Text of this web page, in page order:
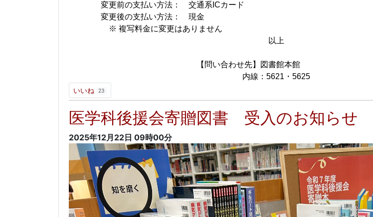
変更前の支払い方法： 交通系ICカード
変更後の支払い方法： 現金
※ 複写料金に変更はありません
以上
【問い合わせ先】図書館本館
内線：5621・5625
いいね
23
医学科後援会寄贈図書 受入のお知らせ
2025年12月22日 09時00分